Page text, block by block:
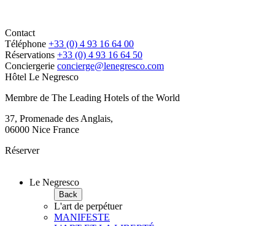
Contact
Téléphone +33 (0) 4 93 16 64 00
Réservations +33 (0) 4 93 16 64 50
Conciergerie concierge@lenegresco.com
Hôtel Le Negresco
Membre de The Leading Hotels of the World
37, Promenade des Anglais,
06000 Nice France
Réserver
Le Negresco
Back
L'art de perpétuer
MANIFESTE